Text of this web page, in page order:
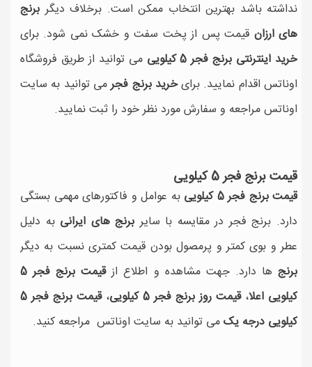
نداشته باشد بهترین انتخاب ممکن است. برخلاف دیگر برنج
های ارزان قیمت پس از پخت سفت و خشک نمی شود. برای
خرید اینترنتی برنج فجر 5 کیلویی
می توانید از طریق فروشگاه
اوناتس اقدام نمایید. برایخرید برنج فجرمی توانید به سایت
اوناتس مراجعه و سفارش مورد نظر خود را ثبت نمایید.
قیمت برنج فجر 5 کیلویی
قیمت برنج فجر 5 کیلویی
به عوامل و فاکتورهای مهمی بستگی
دارد. برنج فجر در مقایسه با سایربرنج های ایرانیبه دلیل
عطر و بوی کمتر و پرمصول بودن قیمت کمتری نسبت به دیگر
برنجها دارد. جهت مشاهده و اطلاع از
قیمت برنج فجر 5
کیلویی اعلا، قیمت روز برنج فجر 5 کیلویی ،
قیمت برنج فجر 5
کیلویی درجه یکمی توانید به سایت اوناتس مراجعه کنید.